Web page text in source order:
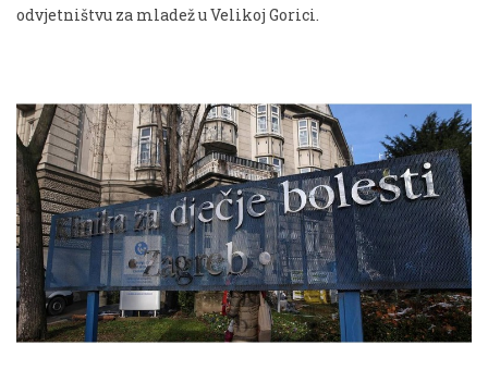
odvjetništvu za mladež u Velikoj Gorici.